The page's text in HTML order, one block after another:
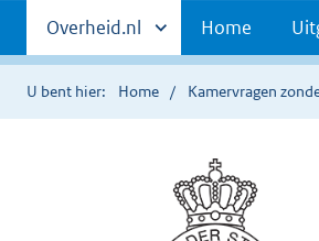
Primaire
navigatie
Andere
sites
binnen
Overheid.nl Home
U bent hier: Home Kamervragen